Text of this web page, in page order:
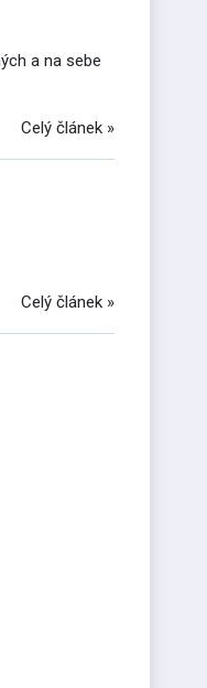
a na sebe
Celý článek »
Celý článek »